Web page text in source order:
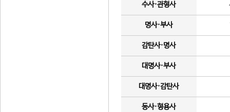
수사·관형사
명사·부사
감탄사·명사
대명사·부사
대명사·감탄사
동사·형용사